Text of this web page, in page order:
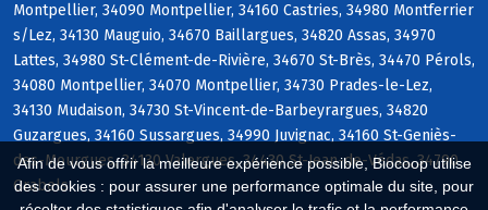
Afin de vous offrir la meilleure expérience possible, Biocoop utilise
des cookies : pour assurer une performance optimale du site, pour
Montpellier, 34090 Montpellier, 34160 Castries, 34980 Montferrier
s/Lez, 34130 Mauguio, 34670 Baillargues, 34820 Assas, 34970
Lattes, 34980 St-Clément-de-Rivière, 34670 St-Brès, 34470 Pérols,
34080 Montpellier, 34070 Montpellier, 34730 Prades-le-Lez,
34130 Mudaison, 34730 St-Vincent-de-Barbeyrargues, 34820
Guzargues, 34160 Sussargues, 34990 Juvignac, 34160 St-Geniès-
des-Mourgues, 34130 Valergues, 34430 St-Jean-de-Védas, 34790
Grabels